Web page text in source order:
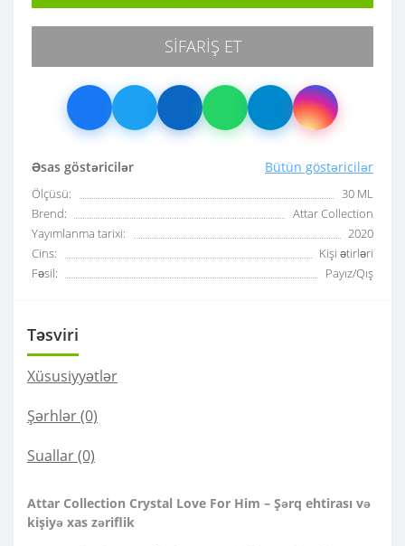
Əsas göstəricilər Bütün göstəricilər
Ölçüsü:
30 ML
Brend:
Attar Collection
Yayımlanma tarixi:
2020
Cins:
Kişi ətirləri
Fəsil:
Payız/Qış
SIFARIŞ ET
Təsviri
Xüsusiyyətlər
Şərhlər (0)
Suallar(0)
Attar Collection Crystal Love For Him – Şərq ehtirası və
kişiyə xas zəriflik